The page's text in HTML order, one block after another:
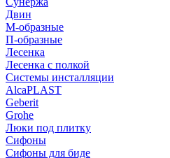
Двин
М-образные
П-образные
Лесенка
Лесенка с полкой
Системы инсталляции
AlcaPLAST
Geberit
Grohe
Люки под плитку
Сифоны
Сифoны для биде